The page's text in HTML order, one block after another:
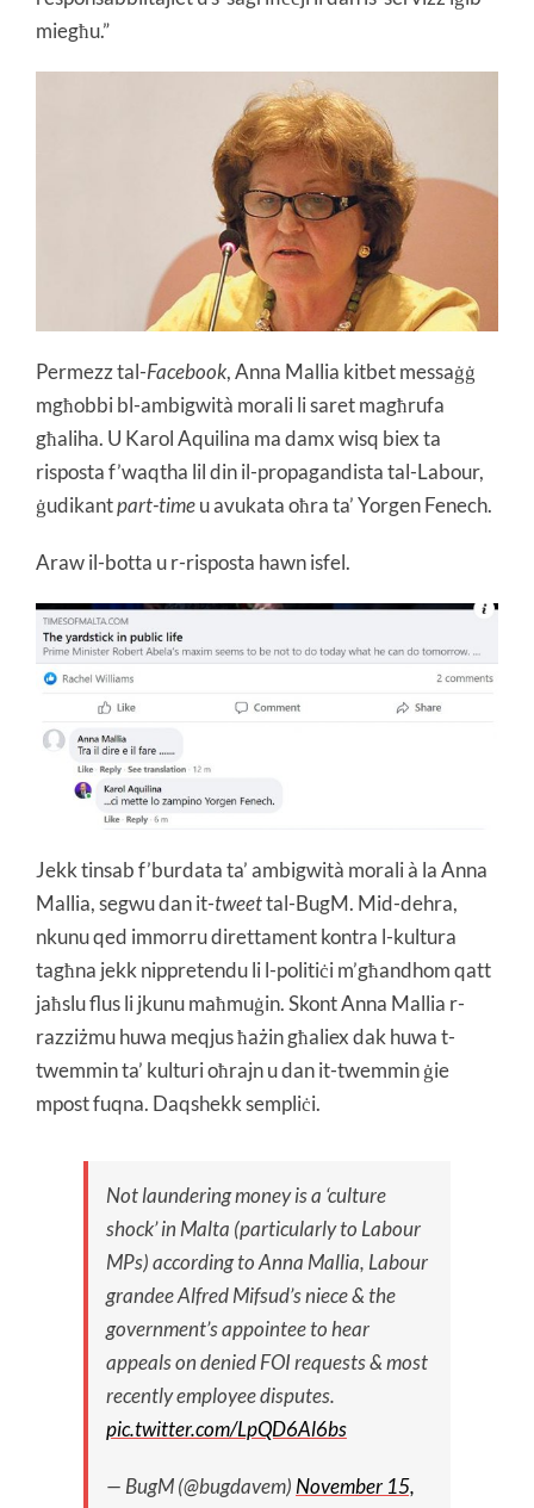
miegħu.”
Permezz tal-Facebook, Anna Mallia kitbet messaġġ
mgħobbi bl-ambigwità morali li saret magħrufa
għaliha. U Karol Aquilina ma damx wisq biex ta
risposta f’waqtha lil din il-propagandista tal-Labour,
ġudikantpart-timeu avukata oħra ta’ Yorgen Fenech.
Araw il-botta u r-risposta hawn isfel.
Jekk tinsab f’burdata ta’ ambigwità morali à la Anna
Mallia, segwu dan it-tweettal-BugM. Mid-dehra,
nkunu qed immorru direttament kontra l-kultura
tagħna jekk nippretendu li l-politiċi m’għandhom qatt
jaħslu flus li jkunu maħmuġin. Skont Anna Mallia r-
razziżmu huwa meqjus ħażin għaliex dak huwa t-
twemmin ta’ kulturi oħrajn u dan it-twemmin ġie
mpost fuqna. Daqshekk sempliċi.
Not laundering money is a ‘culture
shock’ in Malta (particularly to Labour
MPs) according to Anna Mallia, Labour
grandee Alfred Mifsud’s niece & the
government’s appointee to hear
appeals on denied FOI requests & most
recently employee disputes.
pic.twitter.com/LpQD6Al6bs
— BugM (@bugdavem) November 15,